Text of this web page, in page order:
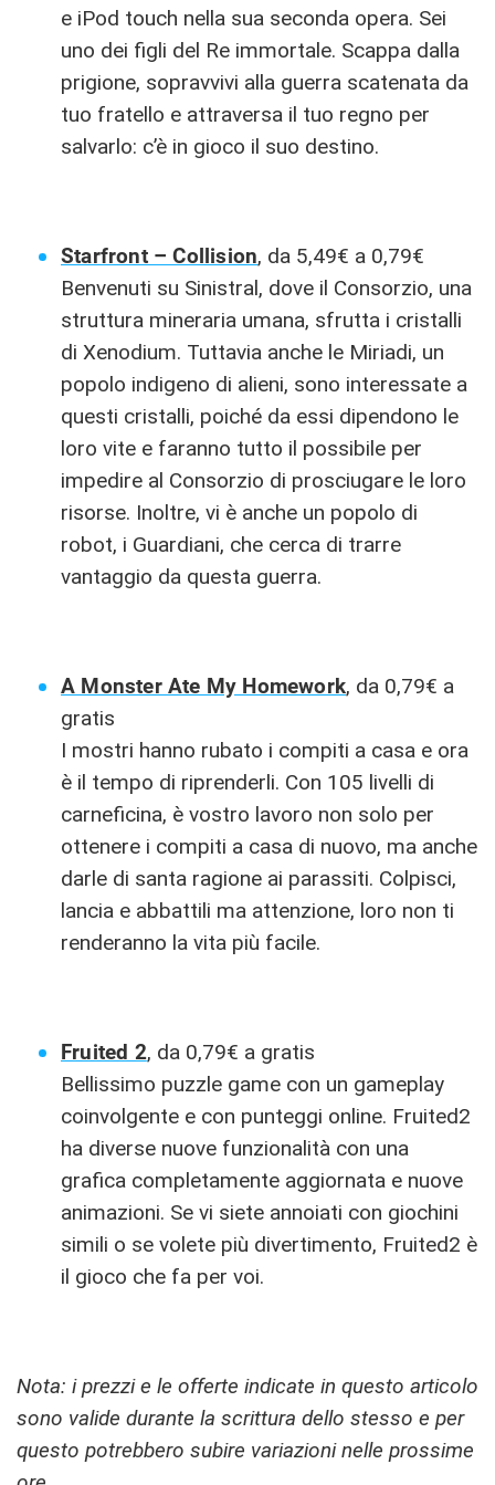
e iPod touch nella sua seconda opera. Sei
uno dei figli del Re immortale. Scappa dalla
prigione, sopravvivi alla guerra scatenata da
tuo fratello e attraversa il tuo regno per
salvarlo: c’è in gioco il suo destino.
Starfront – Collision, da 5,49€ a 0,79€
Benvenuti su Sinistral, dove il Consorzio, una
struttura mineraria umana, sfrutta i cristalli
di Xenodium. Tuttavia anche le Miriadi, un
popolo indigeno di alieni, sono interessate a
questi cristalli, poiché da essi dipendono le
loro vite e faranno tutto il possibile per
impedire al Consorzio di prosciugare le loro
risorse. Inoltre, vi è anche un popolo di
robot, i Guardiani, che cerca di trarre
vantaggio da questa guerra.
A Monster Ate My Homework, da 0,79€ a
gratis
I mostri hanno rubato i compiti a casa e ora
è il tempo di riprenderli. Con 105 livelli di
carneficina, è vostro lavoro non solo per
ottenere i compiti a casa di nuovo, ma anche
darle di santa ragione ai parassiti. Colpisci,
lancia e abbattili ma attenzione, loro non ti
renderanno la vita più facile.
Fruited 2, da 0,79€ a gratis
Bellissimo puzzle game con un gameplay
coinvolgente e con punteggi online. Fruited2
ha diverse nuove funzionalità con una
grafica completamente aggiornata e nuove
animazioni. Se vi siete annoiati con giochini
simili o se volete più divertimento, Fruited2 è
il gioco che fa per voi.
Nota: i prezzi e le offerte indicate in questo articolo
sono valide durante la scrittura dello stesso e per
questo potrebbero subire variazioni nelle prossime